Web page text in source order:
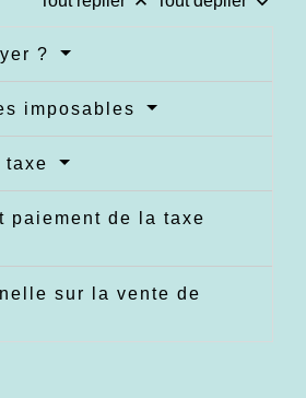
?
imposables
taxe
paiement de la taxe
sur la vente de